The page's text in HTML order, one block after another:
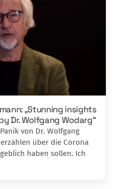
„Stunning insights
Dr. Wolfgang Wodarg“
von Dr. Wolfgang
über die Corona
haben sollen. Ich